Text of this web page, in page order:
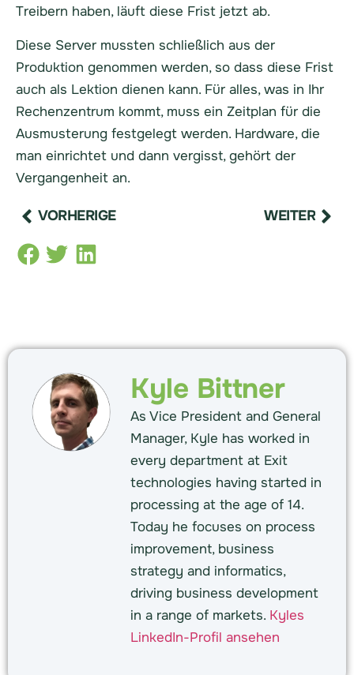
Treibern haben, läuft diese Frist jetzt ab.
Diese Server mussten schließlich aus der
Produktion genommen werden, so dass diese Frist
auch als Lektion dienen kann. Für alles, was in Ihr
Rechenzentrum kommt, muss ein Zeitplan für die
Ausmusterung festgelegt werden. Hardware, die
man einrichtet und dann vergisst, gehört der
Vergangenheit an.
VORHERIGE WEITER
Kyle Bittner
As Vice President and General
Manager, Kyle has worked in
every department at Exit
technologies having started in
processing at the age of 14.
Today he focuses on process
improvement, business
strategy and informatics,
driving business development
in a range of markets. Kyles
LinkedIn-Profil ansehen